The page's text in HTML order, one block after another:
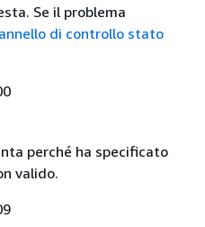
Se il problema
di controllo stato
perché ha specificato
valido.